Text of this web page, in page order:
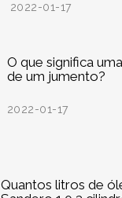
2022-01-17
O que significa
de um jumento?
2022-01-17
Quantos litros de